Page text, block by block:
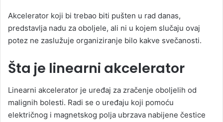
Akcelerator koji bi trebao biti pušten u rad danas,
predstavlja nadu za oboljele, ali ni u kojem slučaju ovaj
potez ne zaslužuje organiziranje bilo kakve svečanosti.
Šta je linearni akcelerator
Linearni akcelerator je uređaj za zračenje oboljelih od
malignih bolesti. Radi se o uređaju koji pomoću
električnog i magnetskog polja ubrzava nabijene čestice